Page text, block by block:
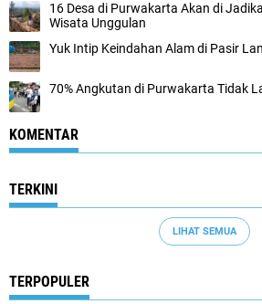
16 Desa di Purwakarta Akan di
Wisata Unggulan
Yuk Intip Keindahan Alam di Pasir
70% Angkutan di Purwakarta Tidak
KOMENTAR
TERKINI
LIHAT SEMUA
TERPOPULER